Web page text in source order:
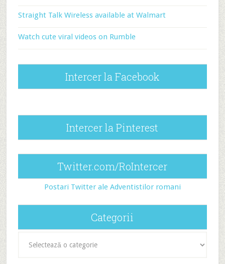
Straight Talk Wireless available at Walmart
Watch cute viral videos on Rumble
Intercer la Facebook
Intercer la Pinterest
Twitter.com/RoIntercer
Postari Twitter ale Adventistilor romani
Categorii